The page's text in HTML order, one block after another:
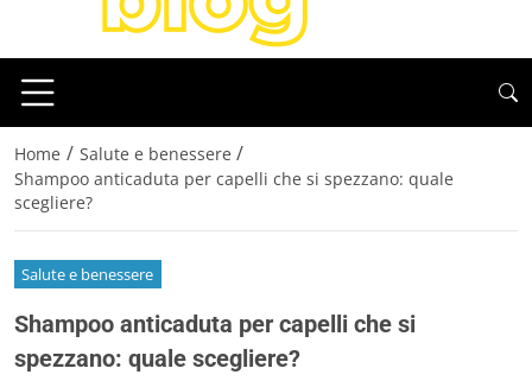
Home / Salute e benessere /
Shampoo anticaduta per capelli che si spezzano: quale
scegliere?
Salute e benessere
Shampoo anticaduta per capelli che si
spezzano: quale scegliere?